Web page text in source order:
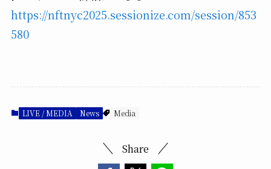
https://nftnyc2025.sessionize.com/session/853
580
LIVE / MEDIA News Media
Share